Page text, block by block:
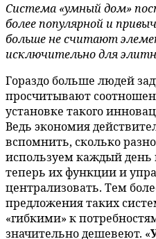
Система «умный дом»
более популярной и
больше не считают
исключительно для
Гораздо больше людей
просчитывают
установке такого
Ведь экономия
вспомнить, сколько
используем каждый день
теперь их функции и
централизовать. Тем
предложения таких
«гибкими» к
значительно дешевеют. «